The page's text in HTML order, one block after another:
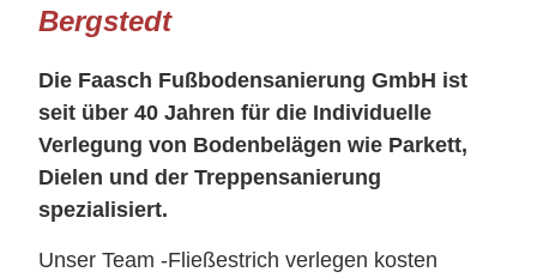
Bergstedt
Die Faasch Fußbodensanierung GmbH ist
seit über 40 Jahren für die Individuelle
Verlegung von Bodenbelägen wie Parkett,
Dielen und der Treppensanierung
spezialisiert.
Unser Team -Fließestrich verlegen kosten